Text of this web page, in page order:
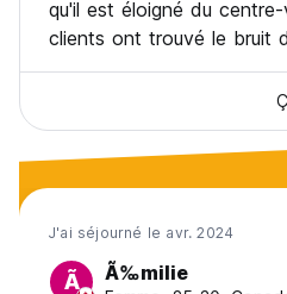
qu'il est éloigné du
clients ont trouvé le bruit
J'ai séjourné le avr. 2024
Ã Ã‰milie